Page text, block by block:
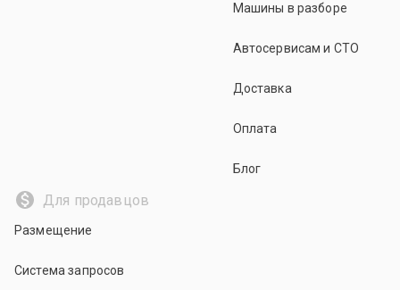
Машины в разборе
Автосервисам и СТО
Доставка
Оплата
Блог
Для продавцов
Размещение
Система запросов